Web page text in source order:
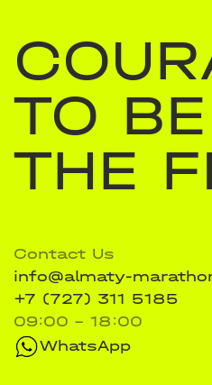
TO BE
THE
Contact Us
info@almaty-
+7 (727) 311 5185
09:00 - 18:00
WhatsApp